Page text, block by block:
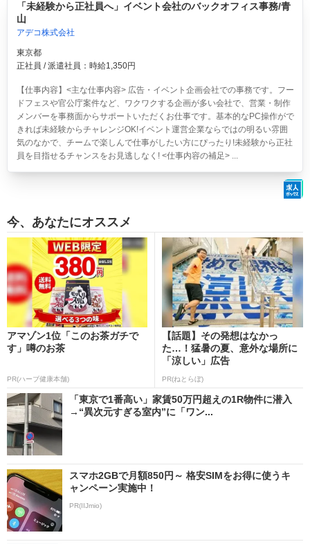
「未経験から正社員へ」イベント会社のバックオフィス事務/青
山
アデコ株式会社
東京都
正社員 / 派遣社員：時給1,350円
【仕事内容】<主な仕事内容> 広告・イベント企画会社での事務です。フー
ドフェスや官公庁案件など、ワクワクする企画が多い会社で、営業・制作
メンバーを事務面からサポートいただくお仕事です。基本的なPC操作がで
きれば未経験からチャレンジOK!イベント運営企業ならではの明るい雰囲
気のなかで、チームで楽しんで仕事がしたい方にぴったり!未経験から正社
員を目指せるチャンスをお見逃しなく! <仕事内容の補足> ...
今、あなたにオススメ
アマゾン1位「このお茶ガチで
す」噂のお茶
PR(ハーブ健康本舗)
【話題】その発想はなかっ
た…！猛暑の夏、意外な場所に
「涼しい」広告
PR(ねとらぼ)
「東京で1番高い」家賃50万円超えの1R物件に潜入
→“異次元すぎる室内”に「ワン...
スマホ2GBで月額850円～ 格安SIMをお得に使うキ
ャンペーン実施中！
PR(IIJmio)